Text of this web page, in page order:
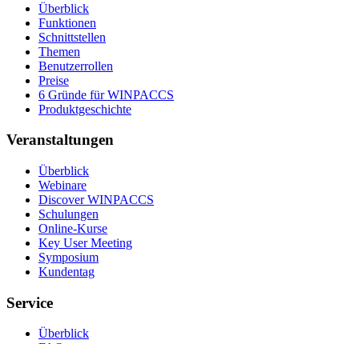
Überblick
Funktionen
Schnittstellen
Themen
Benutzerrollen
Preise
6 Gründe für WINPACCS
Produktgeschichte
Veranstaltungen
Überblick
Webinare
Discover WINPACCS
Schulungen
Online-Kurse
Key User Meeting
Symposium
Kundentag
Service
Überblick